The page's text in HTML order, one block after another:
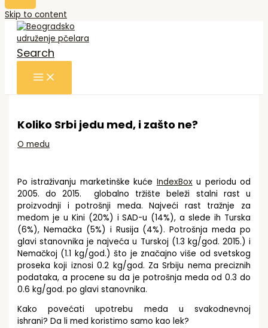
Skip to content
Search
Koliko Srbi jedu med, i zašto ne?
O medu
Po istraživanju marketinške kuće IndexBoxu periodu od
2005. do 2015. globalno tržište beleži stalni rast u
proizvodnji i potrošnji meda. Najveći rast tražnje za
medom je u Kini (20%) i SAD-u (14%), a slede ih Turska
(6%), Nemačka (5%) i Rusija (4%).Potrošnja meda po
glavi stanovnika je najveća u Turskoj (1.3 kg/god. 2015.) i
Nemačkoj (1.1 kg/god.) što je značajno više od svetskog
proseka koji iznosi 0.2 kg/god. Za Srbiju nema preciznih
podataka, a procene su da je potrošnja meda od 0.3 do
0.6 kg/god. po glavi stanovnika.
Kako povećati upotrebu meda u svakodnevnoj
ishrani?Da li med koristimo samo kao lek?